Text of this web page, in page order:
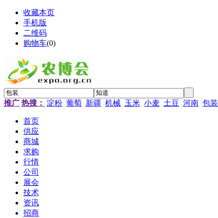
收藏本页
手机版
二维码
购物车(0)
推广 热搜： 淀粉 葡萄 新疆 机械 玉米 小麦 土豆 河南 包装
首页
供应
商城
求购
行情
公司
展会
技术
资讯
招商